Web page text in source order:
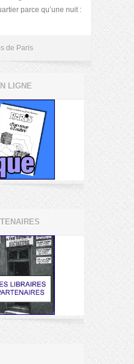
parce qu’une nuit :
de Paris
LIGNE